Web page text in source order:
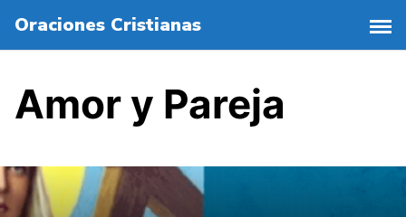
l
l
c
o
Oraciones Cristianas
Amor y Pareja